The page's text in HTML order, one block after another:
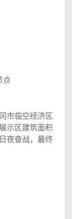
点
市临空经济区
示区建筑面积
夜奋战，最终